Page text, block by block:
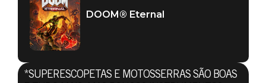
DOOM® Eternal
*SUPERESCOPETAS E MOTOSSERRAS SÃO BOAS